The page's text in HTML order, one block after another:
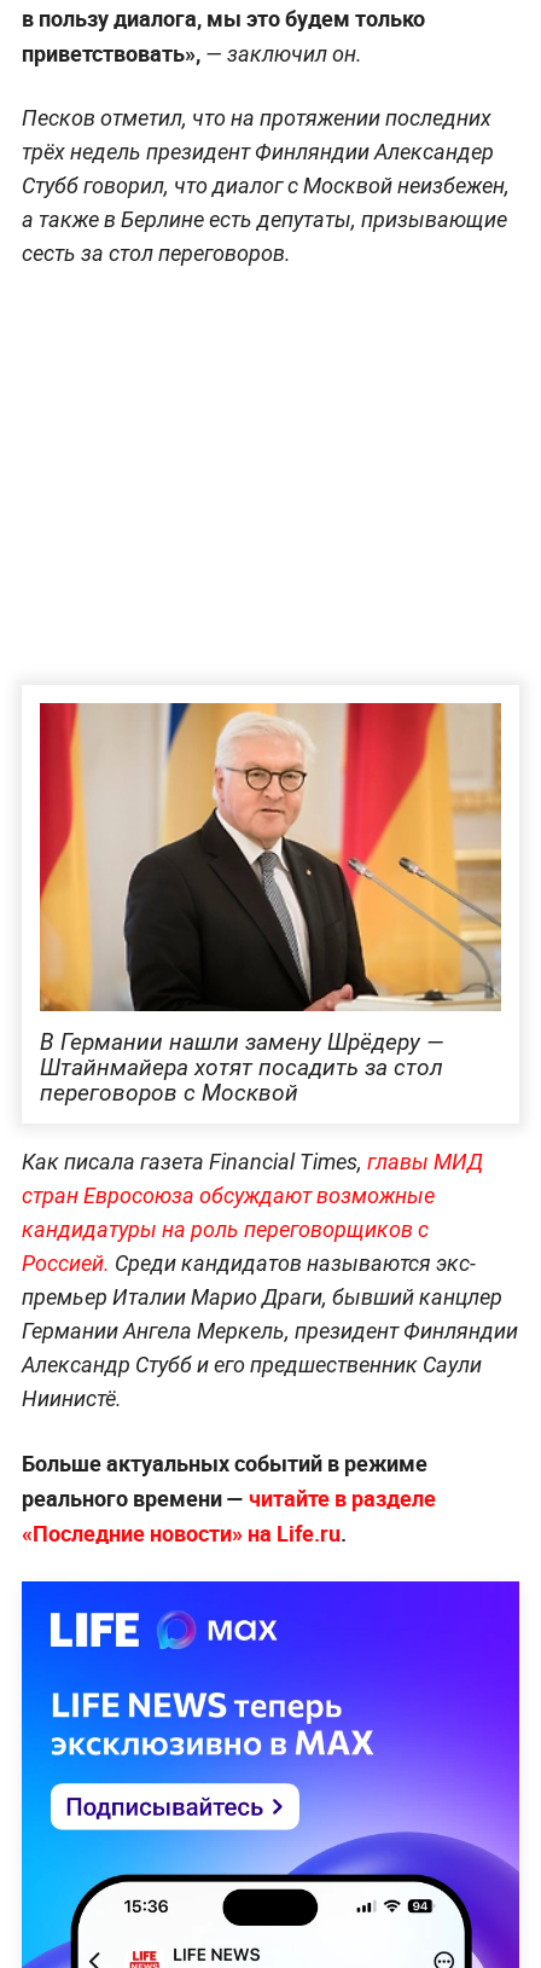
в пользу диалога, мы это будем только
приветствовать», — заключил он.
Песков отметил, что на протяжении последних
трёх недель президент Финляндии Александер
Стубб говорил, что диалог с Москвой неизбежен,
а также в Берлине есть депутаты, призывающие
сесть за стол переговоров.
В Германии нашли замену Шрёдеру —
Штайнмайера хотят посадить за стол
переговоров с Москвой
Как писала газета Financial Times, главы МИД
стран Евросоюза обсуждают возможные
кандидатуры на роль переговорщиков с
Россией. Среди кандидатов называются экс-
премьер Италии Марио Драги, бывший канцлер
Германии Ангела Меркель, президент Финляндии
Александр Стубб и его предшественник Саули
Ниинистё.
Больше актуальных событий в режиме
реального времени — читайте в разделе
«Последние новости» на Life.ru.